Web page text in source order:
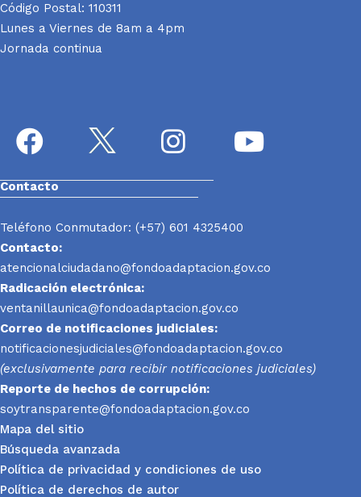
Código Postal: 110311
Lunes a Viernes de 8am a 4pm
Jornada continua
Contacto
Teléfono Conmutador: (+57) 601 4325400
Contacto:
atencionalciudadano@fondoadaptacion.gov.co
Radicación electrónica:
ventanillaunica@fondoadaptacion.gov.co
Correo de notificaciones judiciales:
notificacionesjudiciales@fondoadaptacion.gov.co
(exclusivamente para recibir notificaciones judiciales)
Reporte de hechos de corrupción:
soytransparente@fondoadaptacion.gov.co
Mapa del sitio
Búsqueda avanzada
Política de privacidad y condiciones de uso
Política de derechos de autor